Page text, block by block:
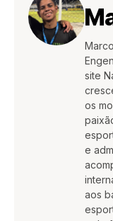
site
os
e
aos